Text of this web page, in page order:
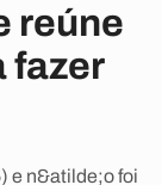
reúne
fazer
e n&atilde;o foi